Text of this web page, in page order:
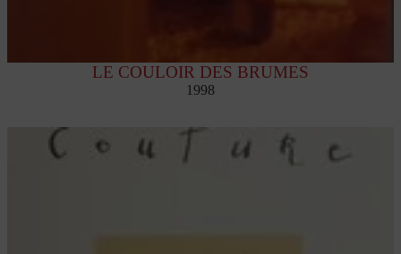
LE COULOIR DES BRUMES
1998